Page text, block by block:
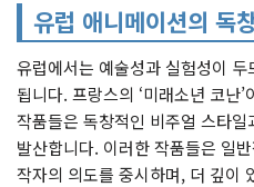
유럽 애니메이션의 독
유럽에서는 예술성과 실험성이
됩니다. 프랑스의 ‘미래소년 코난’
작품들은 독창적인 비주얼 스타
발산합니다. 이러한 작품들은 일
작자의 의도를 중시하며, 더 깊이